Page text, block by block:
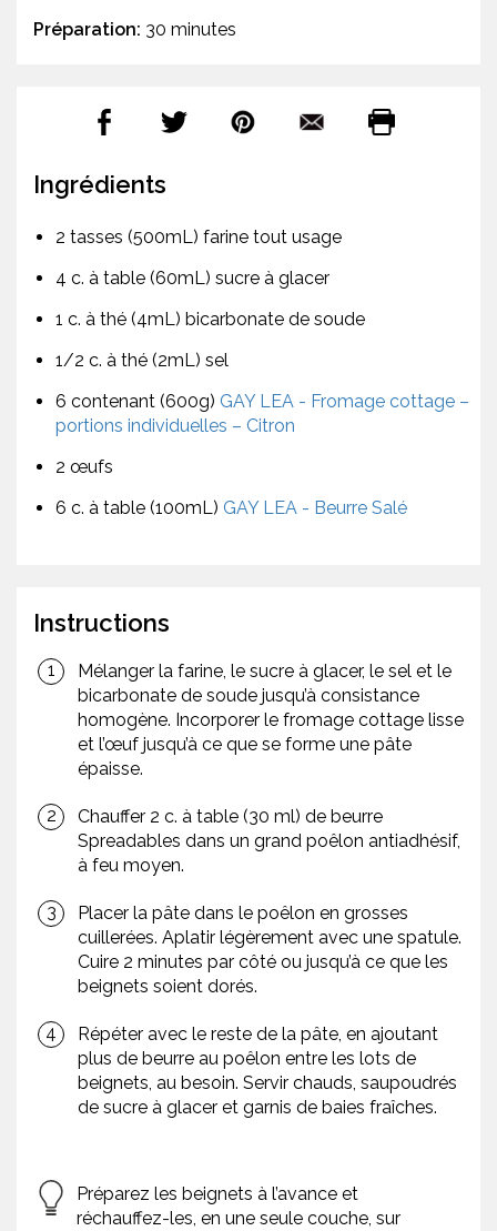
Préparation: 30 minutes
Ingrédients
2 tasses (500mL) farine tout usage
4 c. à table (60mL) sucre à glacer
1 c. à thé (4mL) bicarbonate de soude
1/2 c. à thé (2mL) sel
6 contenant (600g) GAY LEA - Fromage cottage –
portions individuelles – Citron
2 œufs
6 c. à table (100mL) GAY LEA - Beurre Salé
Instructions
Mélanger la farine, le sucre à glacer, le sel et le
bicarbonate de soude jusqu’à consistance
homogène. Incorporer le fromage cottage lisse
et l’œuf jusqu’à ce que se forme une pâte
épaisse.
Chauffer 2 c. à table (30 ml) de beurre
Spreadables dans un grand poêlon antiadhésif,
à feu moyen.
Placer la pâte dans le poêlon en grosses
cuillerées. Aplatir légèrement avec une spatule.
Cuire 2 minutes par côté ou jusqu’à ce que les
beignets soient dorés.
Répéter avec le reste de la pâte, en ajoutant
plus de beurre au poêlon entre les lots de
beignets, au besoin. Servir chauds, saupoudrés
de sucre à glacer et garnis de baies fraîches.
Préparez les beignets à l’avance et
réchauffez-les, en une seule couche, sur